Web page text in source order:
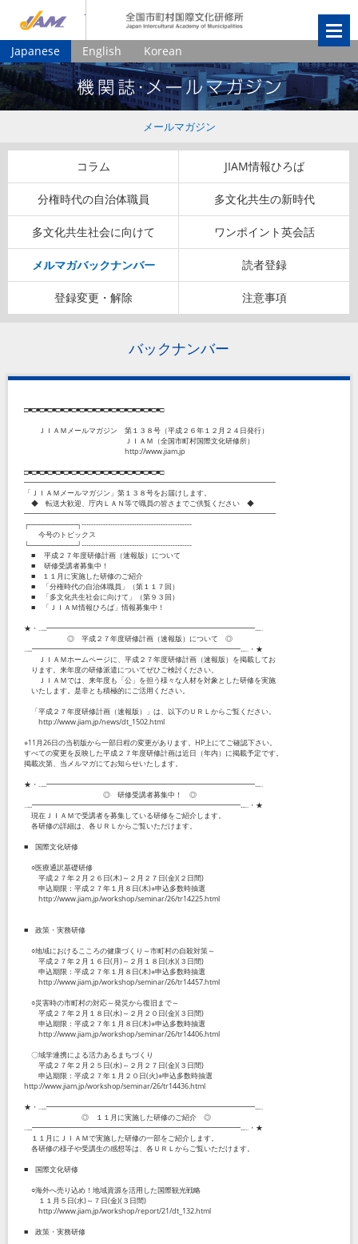
Japanese English Korean
メールマガジン
コラム JIAM情報ひろば
分権時代の自治体職員 多文化共生の新時代
多文化共生社会に向けて ワンポイント英会話
メルマガバックナンバー 読者登録
登録変更・解除 注意事項
バックナンバー
□■□■□■□■□■□■□■□■□■□■□■□■□■□■□■□■□■□
ＪＩＡＭメールマガジン 第１３８号（平成２６年１２月２４日発行）
ＪＩＡＭ（全国市町村国際文化研修所）
http://www.jiam.jp
□■□■□■□■□■□■□■□■□■□■□■□■□■□■□■□■□■□
━━━━━━━━━━━━━━━━━━━━━━━━━━━━━━━━━━━
「ＪＩＡＭメールマガジン」第１３８号をお届けします。
◆ 転送大歓迎、庁内ＬＡＮ等で職員の皆さまでご供覧ください ◆
━━━━━━━━━━━━━━━━━━━━━━━━━━━━━━━━━━━
┌──────────┐----------------------------------------------
今号のトピックス
└──────────┘----------------------------------------------
■ 平成２７年度研修計画（速報版）について
■ 研修受講者募集中！
■ １１月に実施した研修のご紹介
■ 「分権時代の自治体職員」（第１１７回）
■ 「多文化共生社会に向けて」（第９３回）
■ 「ＪＩＡＭ情報ひろば」情報募集中！
★・‥...━━━━━━━━━━━━━━━━━━━━━━━━━━━━━...‥
◎ 平成２７年度研修計画（速報版）について ◎
‥...━━━━━━━━━━━━━━━━━━━━━━━━━━━━━...‥・★
ＪＩＡＭホームページに、平成２７年度研修計画（速報版）を掲載してお
ります。来年度の研修派遣についてぜひご検討ください。
ＪＩＡＭでは、来年度も「公」を担う様々な人材を対象とした研修を実施
いたします。是非とも積極的にご活用ください。
「平成２７年度研修計画（速報版）」は、以下のＵＲＬからご覧ください。
http://www.jiam.jp/news/dt_1502.html
※11月26日の当初版から一部日程の変更があります。HP上にてご確認下さい。
すべての変更を反映した平成２７年度研修計画は近日（年内）に掲載予定です。
掲載次第、当メルマガにてお知らせいたします。
★・‥...━━━━━━━━━━━━━━━━━━━━━━━━━━━━━...‥
◎ 研修受講者募集中！ ◎
‥...━━━━━━━━━━━━━━━━━━━━━━━━━━━━━...‥・★
現在ＪＩＡＭで受講者を募集している研修をご紹介します。
各研修の詳細は、各ＵＲＬからご覧いただけます。
■ 国際文化研修
○医療通訳基礎研修
平成２７年２月２６日(木)～２月２７日(金)(２日間)
申込期限：平成２７年１月８日(木)※申込多数時抽選
http://www.jiam.jp/workshop/seminar/26/tr14225.html
■ 政策・実務研修
○地域におけるこころの健康づくり～市町村の自殺対策～
平成２７年２月１６日(月)～２月１８日(水)(３日間)
申込期限：平成２７年１月８日(木)※申込多数時抽選
http://www.jiam.jp/workshop/seminar/26/tr14457.html
○災害時の市町村の対応～発災から復旧まで～
平成２７年２月１８日(水)～２月２０日(金)(３日間)
申込期限：平成２７年１月８日(木)※申込多数時抽選
http://www.jiam.jp/workshop/seminar/26/tr14406.html
〇域学連携による活力あるまちづくり
平成２７年２月２５日(水)～２月２７日(金)(３日間)
申込期限：平成２７年１月２０日(火)※申込多数時抽選
http://www.jiam.jp/workshop/seminar/26/tr14436.html
★・‥...━━━━━━━━━━━━━━━━━━━━━━━━━━━━━...‥
◎ １１月に実施した研修のご紹介 ◎
‥...━━━━━━━━━━━━━━━━━━━━━━━━━━━━━...‥・★
１１月にＪＩＡＭで実施した研修の一部をご紹介します。
各研修の様子や受講生の感想等は、各ＵＲＬからご覧いただけます。
■ 国際文化研修
○海外へ売り込め！地域資源を活用した国際観光戦略
１１月５日(水)～７日(金)(３日間)
http://www.jiam.jp/workshop/report/21/dt_132.html
■ 政策・実務研修